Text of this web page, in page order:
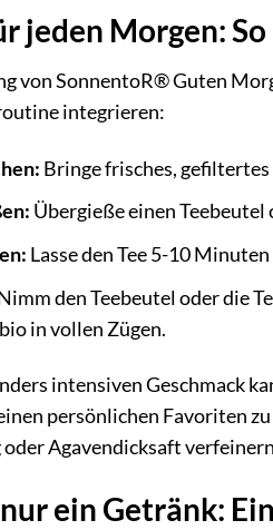
jeden Morgen:
von SonnentoR® Guten
integrieren:
Bringe frisches, gefiltertes
Übergieße einen Teebeutel
Lasse den Tee 5-10
den Teebeutel oder die
in vollen Zügen.
intensiven Geschmack
persönlichen Favoriten
Agavendicksaft
ein Getränk: